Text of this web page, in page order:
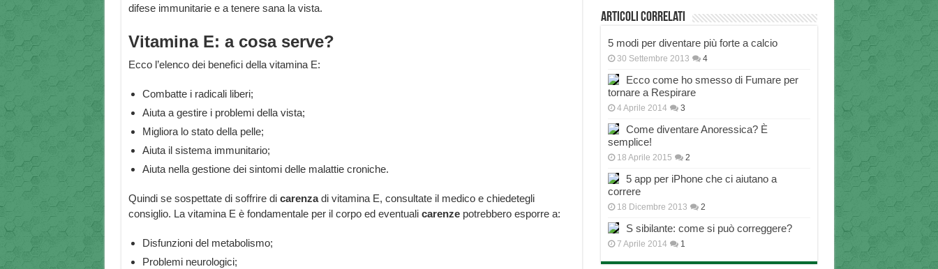
difese immunitarie e a tenere sana la vista.
Vitamina E: a cosa serve?
Ecco l’elenco dei benefici della vitamina E:
Combatte i radicali liberi;
Aiuta a gestire i problemi della vista;
Migliora lo stato della pelle;
Aiuta il sistema immunitario;
Aiuta nella gestione dei sintomi delle malattie croniche.
Quindi se sospettate di soffrire di carenzadi vitamina E, consultate il medico e chiedetegli
consiglio. La vitamina E è fondamentale per il corpo ed eventuali carenzepotrebbero esporre a:
Disfunzioni del metabolismo;
Problemi neurologici;
Articoli correlati
5 modi per diventare più forte a calcio
30 Settembre 2013 4
Ecco come ho smesso di Fumare per
tornare a Respirare
4 Aprile 2014 3
Come diventare Anoressica? È
semplice!
18 Aprile 2015 2
5 app per iPhone che ci aiutano a
correre
18 Dicembre 2013 2
S sibilante: come si può correggere?
7 Aprile 2014 1